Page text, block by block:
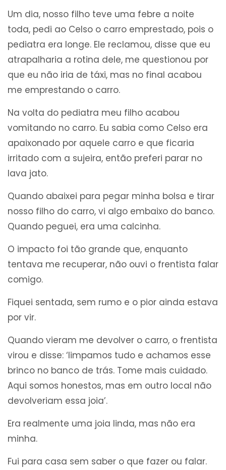
Um dia, nosso filho teve uma febre a noite
toda, pedi ao Celso o carro emprestado, pois o
pediatra era longe. Ele reclamou, disse que eu
atrapalharia a rotina dele, me questionou por
que eu não iria de táxi, mas no final acabou
me emprestando o carro.
Na volta do pediatra meu filho acabou
vomitando no carro. Eu sabia como Celso era
apaixonado por aquele carro e que ficaria
irritado com a sujeira, então preferi parar no
lava jato.
Quando abaixei para pegar minha bolsa e tirar
nosso filho do carro, vi algo embaixo do banco.
Quando peguei, era uma calcinha.
O impacto foi tão grande que, enquanto
tentava me recuperar, não ouvi o frentista falar
comigo.
Fiquei sentada, sem rumo e o pior ainda estava
por vir.
Quando vieram me devolver o carro, o frentista
virou e disse: ‘limpamos tudo e achamos esse
brinco no banco de trás. Tome mais cuidado.
Aqui somos honestos, mas em outro local não
devolveriam essa joia’.
Era realmente uma joia linda, mas não era
minha.
Fui para casa sem saber o que fazer ou falar.